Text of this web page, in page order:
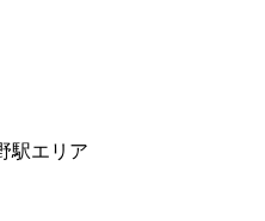
駅エリア